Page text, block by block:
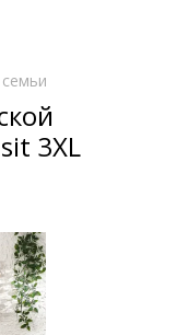
3XL